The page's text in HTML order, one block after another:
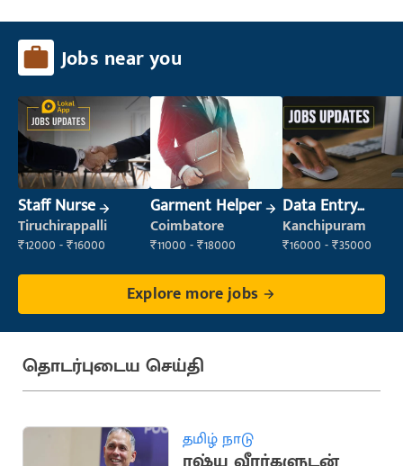
Jobs near you
Staff Nurse
Tiruchirappalli
₹12000 - ₹16000
Garment Helper
Coimbatore
₹11000 - ₹18000
Data Entry
Operator
Kanchipuram
₹16000 - ₹35000
Explore more jobs
தொடர்புடைய செய்தி
தமிழ் நாடு